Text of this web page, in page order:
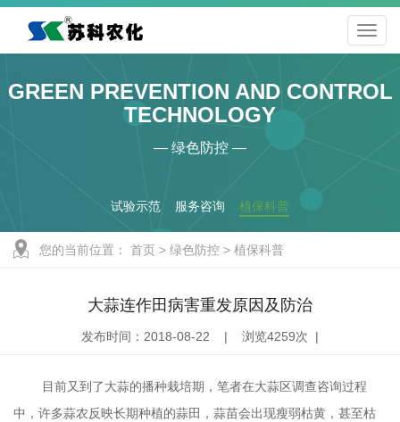
GREEN PREVENTION AND CONTROL
TECHNOLOGY
— 绿色防控 —
试验示范 服务咨询 植保科普
您的当前位置： 首页 > 绿色防控 > 植保科普
大蒜连作田病害重发原因及防治
发布时间：2018-08-22 | 浏览4259次 |
目前又到了大蒜的播种栽培期，笔者在大蒜区调查咨询过程
中，许多蒜农反映长期种植的蒜田，蒜苗会出现瘦弱枯黄，甚至枯